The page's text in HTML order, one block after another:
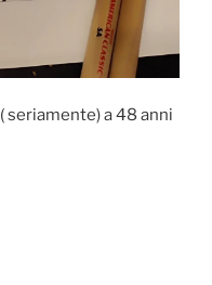
( seriamente) a 48 anni